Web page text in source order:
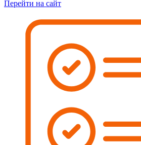
Перейти на сайт